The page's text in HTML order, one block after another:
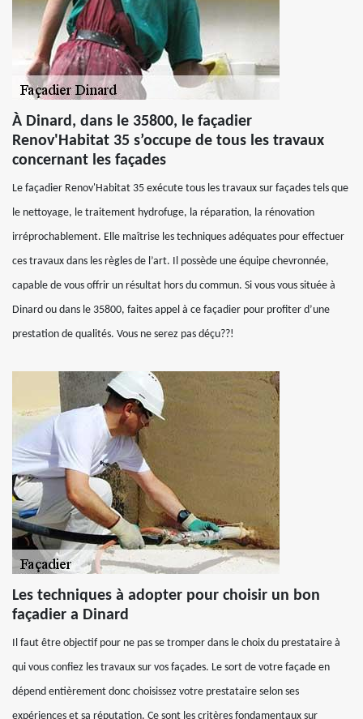
À Dinard, dans le 35800, le façadier
Renov'Habitat 35 s’occupe de tous les travaux
concernant les façades
Le façadier Renov'Habitat 35 exécute tous les travaux sur façades tels que
le nettoyage, le traitement hydrofuge, la réparation, la rénovation
irréprochablement. Elle maîtrise les techniques adéquates pour effectuer
ces travaux dans les règles de l’art. Il possède une équipe chevronnée,
capable de vous offrir un résultat hors du commun. Si vous vous située à
Dinard ou dans le 35800, faites appel à ce façadier pour profiter d’une
prestation de qualités. Vous ne serez pas déçu??!
Les techniques à adopter pour choisir un bon
façadier a Dinard
Il faut être objectif pour ne pas se tromper dans le choix du prestataire à
qui vous confiez les travaux sur vos façades. Le sort de votre façade en
dépend entièrement donc choisissez votre prestataire selon ses
expériences et sa réputation. Ce sont les critères fondamentaux sur